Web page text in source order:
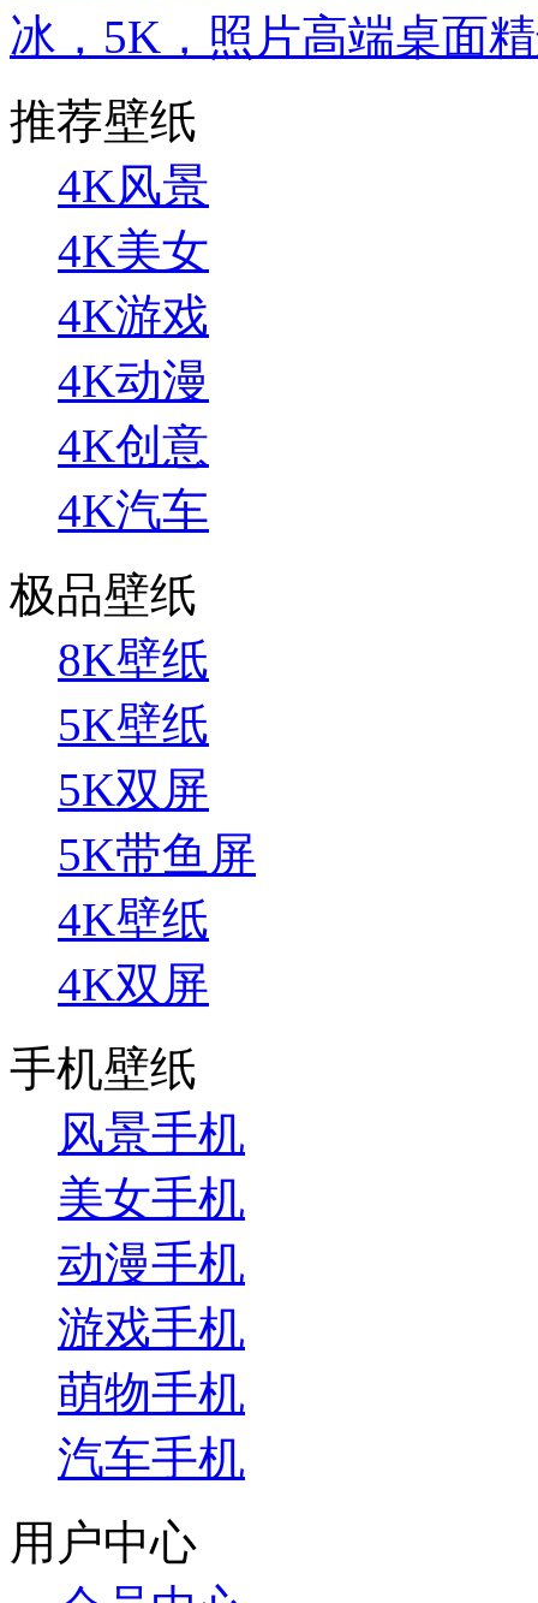
冰，5K，照片高端桌面
推荐壁纸
4K风景
4K美女
4K游戏
4K动漫
4K创意
4K汽车
极品壁纸
8K壁纸
5K壁纸
5K双屏
5K带鱼屏
4K壁纸
4K双屏
手机壁纸
风景手机
美女手机
动漫手机
游戏手机
萌物手机
汽车手机
用户中心